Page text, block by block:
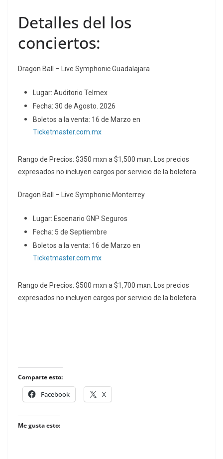
Detalles del los
conciertos:
Dragon Ball – Live Symphonic Guadalajara
Lugar: Auditorio Telmex
Fecha: 30 de Agosto. 2026
Boletos a la venta: 16 de Marzo en
Ticketmaster.com.mx
Rango de Precios: $350 mxn a $1,500 mxn. Los precios
expresados no incluyen cargos por servicio de la boletera.
Dragon Ball – Live Symphonic Monterrey
Lugar: Escenario GNP Seguros
Fecha: 5 de Septiembre
Boletos a la venta: 16 de Marzo en
Ticketmaster.com.mx
Rango de Precios: $500 mxn a $1,700 mxn. Los precios
expresados no incluyen cargos por servicio de la boletera.
Comparte esto:
Facebook X
Me gusta esto: